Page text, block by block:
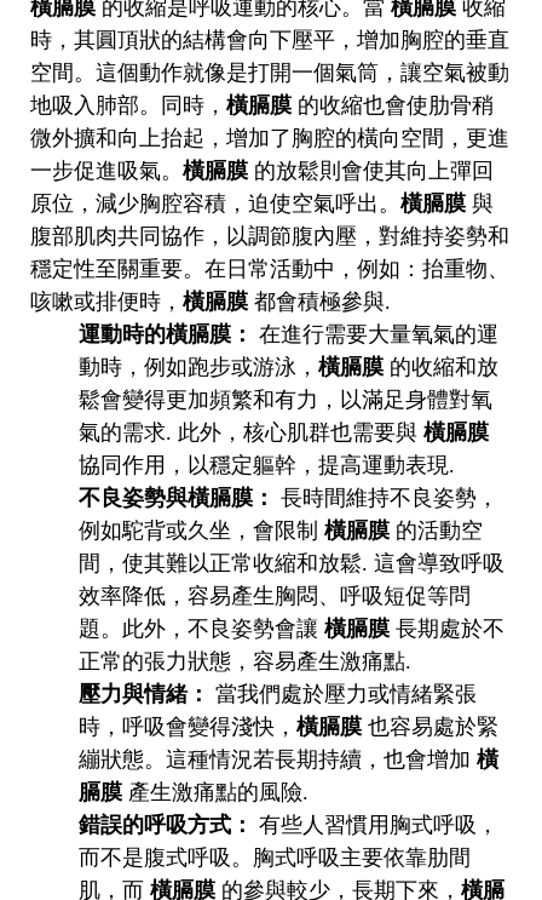
橫膈膜 的收縮是呼吸運動的核心。當橫膈膜 收縮
時，其圓頂狀的結構會向下壓平，增加胸腔的垂直
空間。這個動作就像是打開一個氣筒，讓空氣被動
地吸入肺部。同時，橫膈膜 的收縮也會使肋骨稍
微外擴和向上抬起，增加了胸腔的橫向空間，更進
一步促進吸氣。橫膈膜 的放鬆則會使其向上彈回
原位，減少胸腔容積，迫使空氣呼出。橫膈膜 與
腹部肌肉共同協作，以調節腹內壓，對維持姿勢和
穩定性至關重要。在日常活動中，例如：抬重物、
咳嗽或排便時，橫膈膜 都會積極參與.
運動時的橫膈膜： 在進行需要大量氧氣的運
動時，例如跑步或游泳，橫膈膜 的收縮和放
鬆會變得更加頻繁和有力，以滿足身體對氧
氣的需求. 此外，核心肌群也需要與橫膈膜
協同作用，以穩定軀幹，提高運動表現.
不良姿勢與橫膈膜： 長時間維持不良姿勢，
例如駝背或久坐，會限制橫膈膜 的活動空
間，使其難以正常收縮和放鬆. 這會導致呼吸
效率降低，容易產生胸悶、呼吸短促等問
題。此外，不良姿勢會讓橫膈膜 長期處於不
正常的張力狀態，容易產生激痛點.
壓力與情緒： 當我們處於壓力或情緒緊張
時，呼吸會變得淺快，橫膈膜 也容易處於緊
繃狀態。這種情況若長期持續，也會增加橫
膈膜 產生激痛點的風險.
錯誤的呼吸方式： 有些人習慣用胸式呼吸，
而不是腹式呼吸。胸式呼吸主要依靠肋間
肌，而橫膈膜 的參與較少，長期下來，橫膈